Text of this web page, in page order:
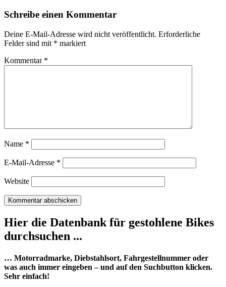
Schreibe einen Kommentar
Deine E-Mail-Adresse wird nicht veröffentlicht. Erforderliche
Felder sind mit * markiert
Kommentar *
Name *
E-Mail-Adresse *
Website
Hier die Datenbank für gestohlene Bikes
durchsuchen ...
… Motorradmarke, Diebstahlsort, Fahrgestellnummer oder
was auch immer eingeben – und auf den Suchbutton klicken.
Sehr einfach!